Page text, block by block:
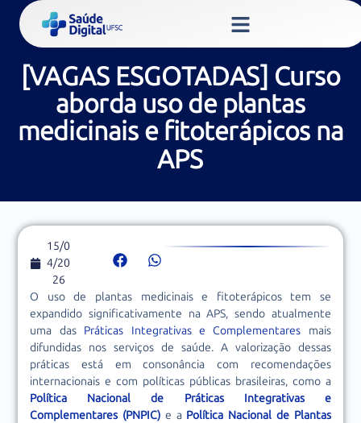
[VAGAS ESGOTADAS] Curso
aborda uso de plantas
medicinais e fitoterápicos na
APS
15/0
4/20
26
O uso de plantas medicinais e fitoterápicos tem se
expandido significativamente na APS, sendo atualmente
uma das Práticas Integrativas e Complementares mais
difundidas nos serviços de saúde. A valorização dessas
práticas está em consonância com recomendações
internacionais e com políticas públicas brasileiras, como a
Política Nacional de Práticas Integrativas e
Complementares (PNPIC) e a Política Nacional de Plantas